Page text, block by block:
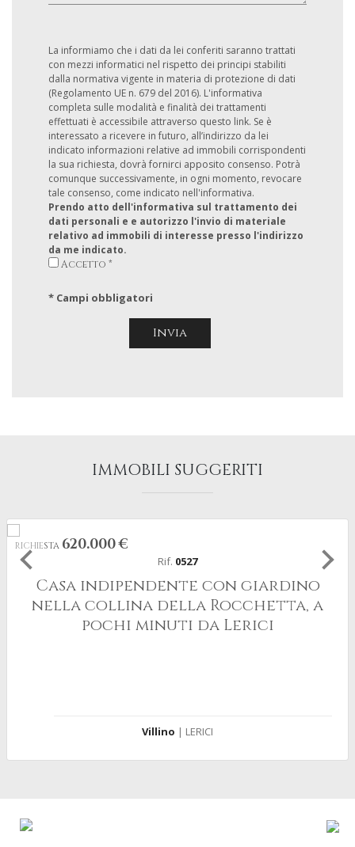
La informiamo che i dati da lei conferiti saranno trattati
con mezzi informatici nel rispetto dei principi stabiliti
dalla normativa vigente in materia di protezione di dati
(Regolamento UE n. 679 del 2016). L'informativa
completa sulle modalità e finalità dei trattamenti
effettuati è accessibile attraverso questo link. Se è
interessato a ricevere in futuro, all’indirizzo da lei
indicato informazioni relative ad immobili corrispondenti
la sua richiesta, dovrà fornirci apposito consenso. Potrà
comunque successivamente, in ogni momento, revocare
tale consenso, come indicato nell'informativa.
Prendo atto dell'informativa sul trattamento dei
dati personali e e autorizzo l'invio di materiale
relativo ad immobili di interesse presso l'indirizzo
da me indicato.
Accetto *
* Campi obbligatori
IMMOBILI SUGGERITI
RICHIESTA620.000 €
Rif. 0527
Casa indipendente con giardino
nella collina della Rocchetta, a
pochi minuti da Lerici
Villino | LERICI